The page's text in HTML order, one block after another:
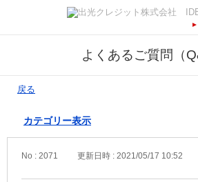
よくあるご質問（
戻る
カテゴリー表示
No : 2071 更新日時 : 2021/05/17 10:52